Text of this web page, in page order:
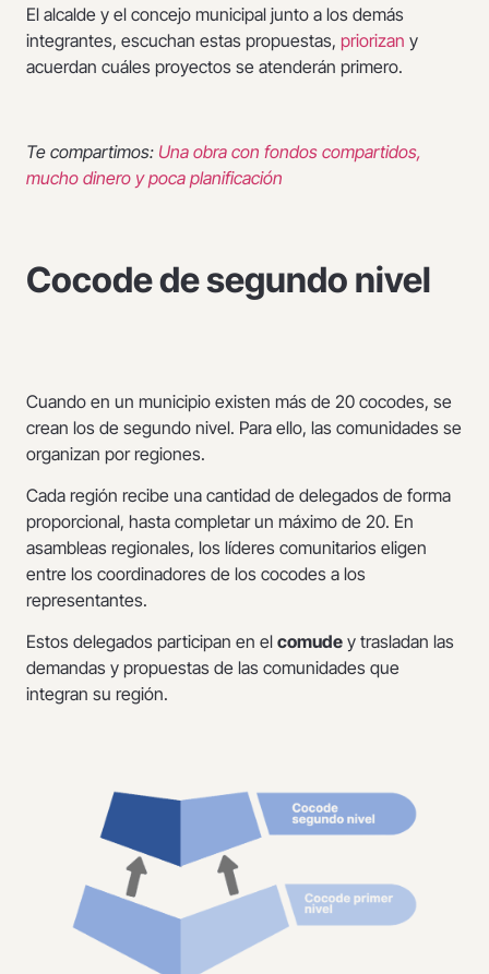
El alcalde y el concejo municipal junto a los demás
integrantes, escuchan estas propuestas, priorizan y
acuerdan cuáles proyectos se atenderán primero.
Te compartimos: Una obra con fondos compartidos,
mucho dinero y poca planificación
Cocode de segundo nivel
Cuando en un municipio existen más de 20 cocodes, se
crean los de segundo nivel. Para ello, las comunidades se
organizan por regiones.
Cada región recibe una cantidad de delegados de forma
proporcional, hasta completar un máximo de 20. En
asambleas regionales, los líderes comunitarios eligen
entre los coordinadores de los cocodes a los
representantes.
Estos delegados participan en el comude y trasladan las
demandas y propuestas de las comunidades que
integran su región.